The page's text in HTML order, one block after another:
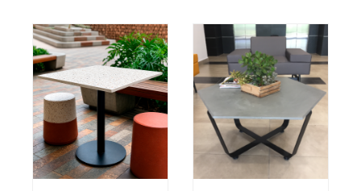
AÑADIR AL
CARRITO
DETALLES
Valorado
5.00
AÑADIR AL
CARRITO
/
DETALLES